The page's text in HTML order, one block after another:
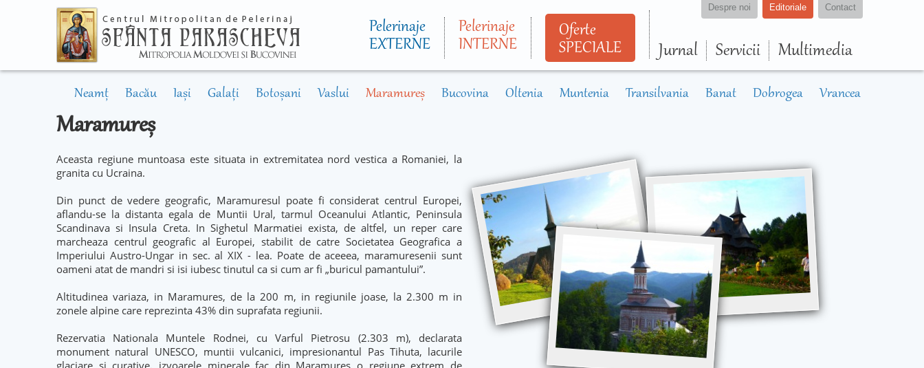
conţinutul
principal
Pelerinaje
EXTERNE
Pelerinaje
INTERNE
Oferte
SPECIALE
Despre noi Editoriale Contact
Jurnal Servicii Multimedia
Neamț Bacău Iași Galați Botoșani Vaslui Maramureș Bucovina Oltenia Muntenia Transilvania Banat Dobrogea Vrancea
Maramureș
Aceasta regiune muntoasa este situata in extremitatea nord vestica a Romaniei, la
granita cu Ucraina.
Din punct de vedere geografic, Maramuresul poate fi considerat centrul Europei,
aflandu-se la distanta egala de Muntii Ural, tarmul Oceanului Atlantic, Peninsula
Scandinava si Insula Creta. In Sighetul Marmatiei exista, de altfel, un reper care
marcheaza centrul geografic al Europei, stabilit de catre Societatea Geografica a
Imperiului Austro-Ungar in sec. al XIX - lea. Poate de aceeea, maramuresenii sunt
oameni atat de mandri si isi iubesc tinutul ca si cum ar fi „buricul pamantului”.
Altitudinea variaza, in Maramures, de la 200 m, in regiunile joase, la 2.300 m in
zonele alpine care reprezinta 43% din suprafata regiunii.
Rezervatia Nationala Muntele Rodnei, cu Varful Pietrosu (2.303 m), declarata
monument natural UNESCO, muntii vulcanici, impresionantul Pas Tihuta, lacurile
glaciare si curative, izvoarele minerale fac din Maramures o regiune extrem de